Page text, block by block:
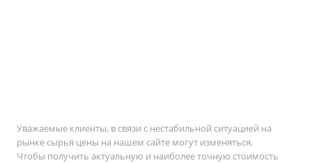
Уважаемые клиенты, в связи с нестабильной ситуацией на
рынке сырья цены на нашем сайте могут изменяться.
Чтобы получить актуальную и наиболее точную стоимость